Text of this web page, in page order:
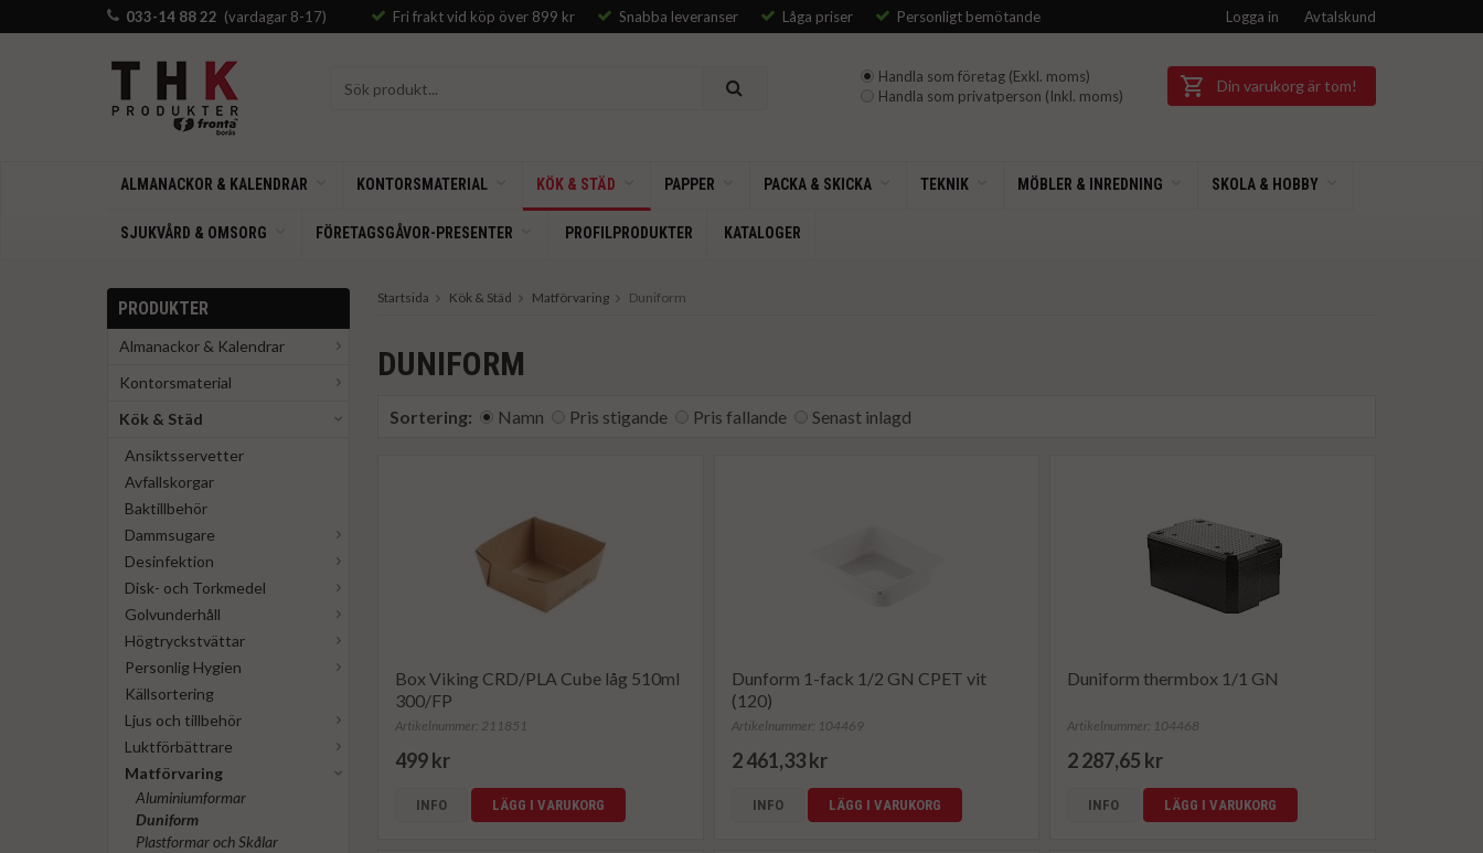
033-14 88 22 (vardagar 8-17) Logga in Avtalskund
Fri frakt vid köp över 899 kr Snabba leveranser Låga priser Personligt bemötande
Handla som företag (Exkl. moms)
Handla som privatperson (Inkl. moms)
Din varukorg är tom!
ALMANACKOR & KALENDRAR KONTORSMATERIAL KÖK & STÄD PAPPER PACKA & SKICKA TEKNIK MÖBLER & INREDNING SKOLA & HOBBY
SJUKVÅRD & OMSORG FÖRETAGSGÅVOR-PRESENTER PROFILPRODUKTER KATALOGER
PRODUKTER
Almanackor & Kalendrar
Kontorsmaterial
Kök & Städ
Ansiktsservetter
Avfallskorgar
Baktillbehör
Dammsugare
Desinfektion
Disk- och Torkmedel
Golvunderhåll
Högtryckstvättar
Personlig Hygien
Källsortering
Ljus och tillbehör
Luktförbättrare
Matförvaring
Aluminiumformar
Duniform
Plastformar och Skålar
Startsida Kök & Städ Matförvaring Duniform
DUNIFORM
Sortering: Namn Pris stigande Pris fallande Senast inlagd
Box Viking CRD/PLA Cube låg 510ml
300/FP
Artikelnummer: 211851
499 kr
INFO LÄGG I VARUKORG
Dunform 1-fack 1/2 GN CPET vit
(120)
Artikelnummer: 104469
2 461,33 kr
INFO LÄGG I VARUKORG
Duniform thermbox 1/1 GN
Artikelnummer: 104468
2 287,65 kr
INFO LÄGG I VARUKORG